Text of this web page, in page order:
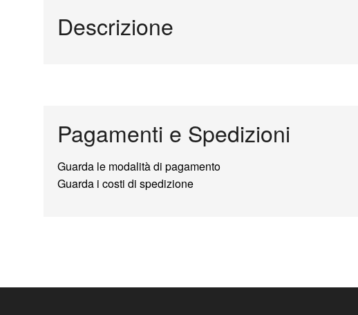
Descrizione
Pagamenti e Spedizioni
Guarda le modalità di pagamento
Guarda i costi di spedizione